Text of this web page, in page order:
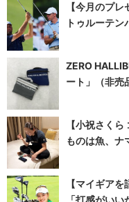
【今月のプ
トゥルーテ
ZERO
ート」（非売
【小祝さく
ものは魚、ナ
【マイギア
「打感がいい